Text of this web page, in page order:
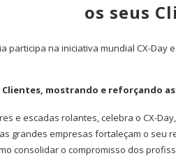
os seus
mostrando e reforçando
e escadas rolantes, celebra o CX-
grandes empresas fortaleçam o seu
consolidar o compromisso dos